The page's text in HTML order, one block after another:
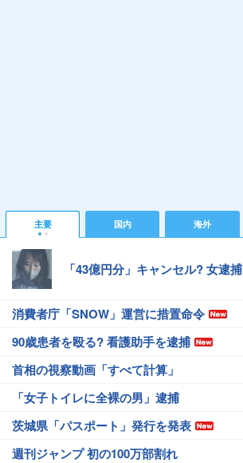
主要 国内 海外
「43億円分」キャンセル? 女逮捕
消費者庁「SNOW」運営に措置命令
90歳患者を殴る? 看護助手を逮捕
首相の視察動画「すべて計算」
「女子トイレに全裸の男」逮捕
茨城県「パスポート」発行を発表
週刊ジャンプ 初の100万部割れ